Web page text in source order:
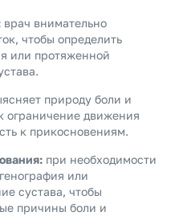
врач внимательно
чтобы определить
или протяженной
природу боли и
ограничение движения
к прикосновениям.
при необходимости
или
сустава, чтобы
причины боли и